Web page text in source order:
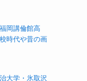
岡講倫館高
時代や昔の画
大学・氷取沢